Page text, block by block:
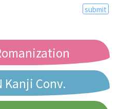
submit
Kanji Conv.